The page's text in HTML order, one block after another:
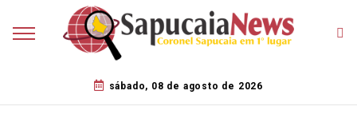
sábado, 08 de agosto de 2026